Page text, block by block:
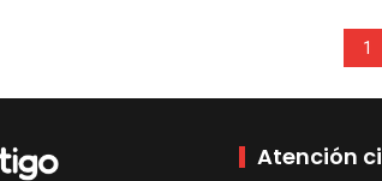
1
Atención